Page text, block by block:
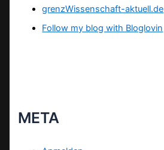
grenzWissenschaft-aktuell.de
Follow my blog with Bloglovin
META